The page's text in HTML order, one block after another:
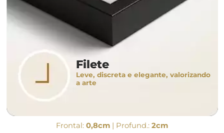
Filete
Leve, discreta e elegante, valorizando
a arte
Frontal: 0,8cm | Profund.: 2cm